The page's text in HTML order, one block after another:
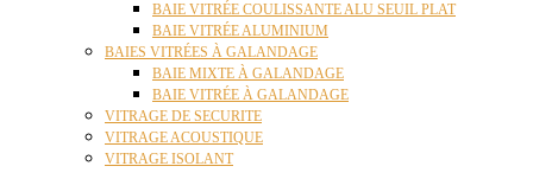
BAIE VITRÉE COULISSANTE ALU SEUIL PLAT
BAIE VITRÉE ALUMINIUM
BAIES VITRÉES À GALANDAGE
BAIE MIXTE À GALANDAGE
BAIE VITRÉE À GALANDAGE
VITRAGE DE SECURITE
VITRAGE ACOUSTIQUE
VITRAGE ISOLANT